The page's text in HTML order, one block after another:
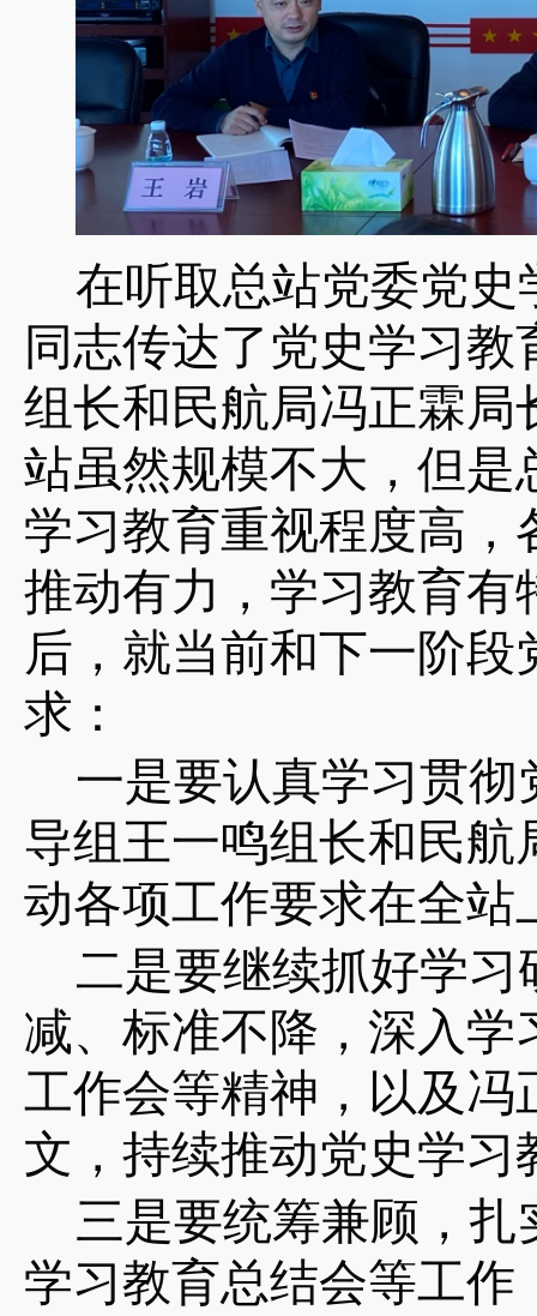
在听取总站党委党
同志传达了党史学习
组长和民航局冯正霖
站虽然规模不大，但
学习教育重视程度高
推动有力，学习教育
后，就当前和下一阶
求：
一是要认真学习贯
导组王一鸣组长和民
动各项工作要求在全站
二是要继续抓好学
减、标准不降，深入
工作会等精神，以及
文，持续推动党史学习
三是要统筹兼顾，
学习教育总结会等工